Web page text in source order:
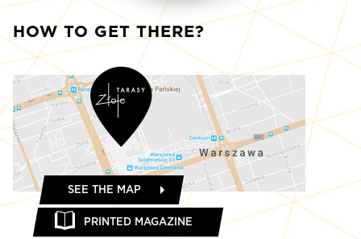
HOW TO GET THERE?
SEE THE MAP
PRINTED MAGAZINE